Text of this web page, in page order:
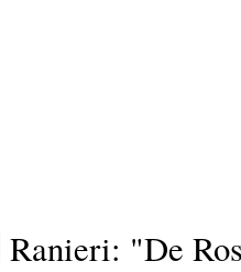
Ranieri: "De